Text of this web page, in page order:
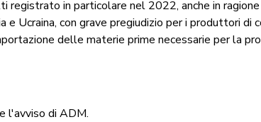
registrato in particolare nel 2022, anche in
e Ucraina, con grave pregiudizio per i produttori di
delle materie prime necessarie per la
l'avviso di ADM.